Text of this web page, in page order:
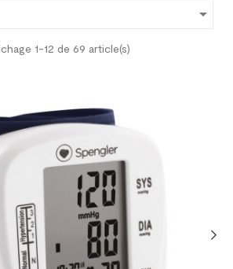

1-12 de 69 article(s)